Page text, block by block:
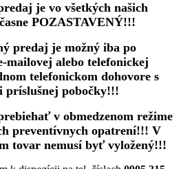
je vo všetkých našich
POZASTAVENÝ!!!
predaj je možný iba po
mailovej alebo telefonickej
telefonickom dohovore s
príslušnej pobočky!!!
v obmedzenom režime
preventívnych opatrení!!! V
tovar nemusí byť vyložený!!!